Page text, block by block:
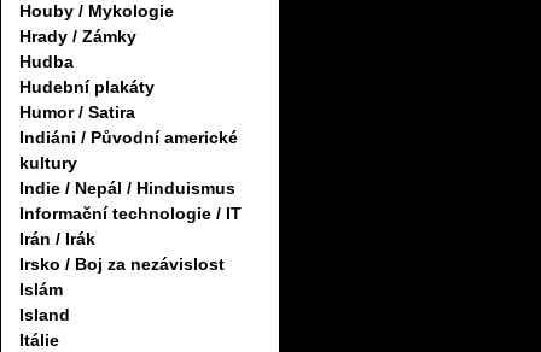
Houby / Mykologie
Hrady / Zámky
Hudba
Hudební plakáty
Humor / Satira
Indiáni / Původní americké
kultury
Indie / Nepál / Hinduismus
Informační technologie / IT
Irán / Irák
Irsko / Boj za nezávislost
Islám
Island
Itálie